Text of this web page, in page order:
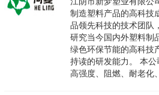
制造塑料产品的高科技
品领先科技的技术团队
研究当今国内外塑料制
绿色环保节能的高科技
持读的研发能力。 本
高强度、阻燃、耐老化